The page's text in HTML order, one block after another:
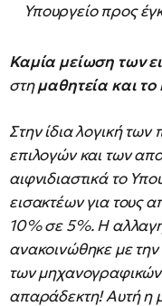
Υπουργείο προς
Καμία μείωση των
στημαθητεία και το
Στην ίδια λογική
επιλογών και των
αιφνιδιαστικά το
εισακτέων για τους
10% σε 5%. Η
ανακοινώθηκε με
των μηχανογραφικών
απαράδεκτη! Αυτή η